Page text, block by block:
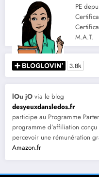
PE
M.A.T.
lOu jO via le blog
desyeuxdansledos.fr
participe au Programme
programme d’affiliation
percevoir une rémunération
Amazon.fr